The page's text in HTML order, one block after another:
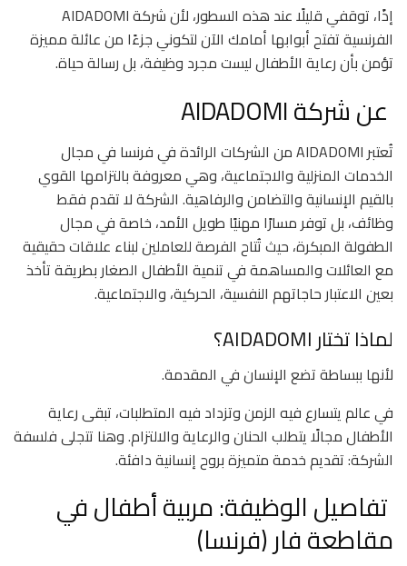
إذًا، توقفي قليلًا عند هذه السطور، لأن شركة AIDADOMI
الفرنسية تفتح أبوابها أمامك الآن لتكوني جزءًا من عائلة مميزة
تؤمن بأن رعاية الأطفال ليست مجرد وظيفة، بل رسالة حياة.
عن شركة AIDADOMI
تُعتبر AIDADOMI من الشركات الرائدة في فرنسا في مجال
الخدمات المنزلية والاجتماعية، وهي معروفة بالتزامها القوي
بالقيم الإنسانية والتضامن والرفاهية. الشركة لا تقدم فقط
وظائف، بل توفر مسارًا مهنيًا طويل الأمد، خاصة في مجال
الطفولة المبكرة، حيث تُتاح الفرصة للعاملين لبناء علاقات حقيقية
مع العائلات والمساهمة في تنمية الأطفال الصغار بطريقة تأخذ
بعين الاعتبار حاجاتهم النفسية، الحركية، والاجتماعية.
لماذا تختار AIDADOMI؟
لأنها ببساطة تضع الإنسان في المقدمة.
في عالم يتسارع فيه الزمن وتزداد فيه المتطلبات، تبقى رعاية
الأطفال مجالًا يتطلب الحنان والرعاية والالتزام. وهنا تتجلى فلسفة
الشركة: تقديم خدمة متميزة بروح إنسانية دافئة.
تفاصيل الوظيفة: مربية أطفال في
مقاطعة فار (فرنسا)